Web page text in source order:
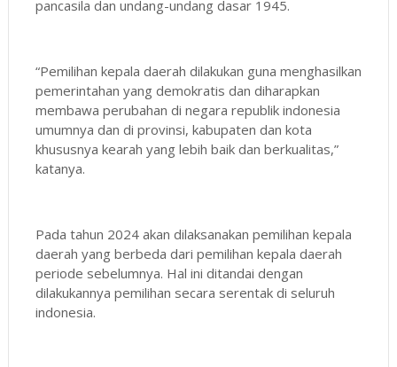
pancasila dan undang-undang dasar 1945.
“Pemilihan kepala daerah dilakukan guna menghasilkan
pemerintahan yang demokratis dan diharapkan
membawa perubahan di negara republik indonesia
umumnya dan di provinsi, kabupaten dan kota
khususnya kearah yang lebih baik dan berkualitas,”
katanya.
Pada tahun 2024 akan dilaksanakan pemilihan kepala
daerah yang berbeda dari pemilihan kepala daerah
periode sebelumnya. Hal ini ditandai dengan
dilakukannya pemilihan secara serentak di seluruh
indonesia.